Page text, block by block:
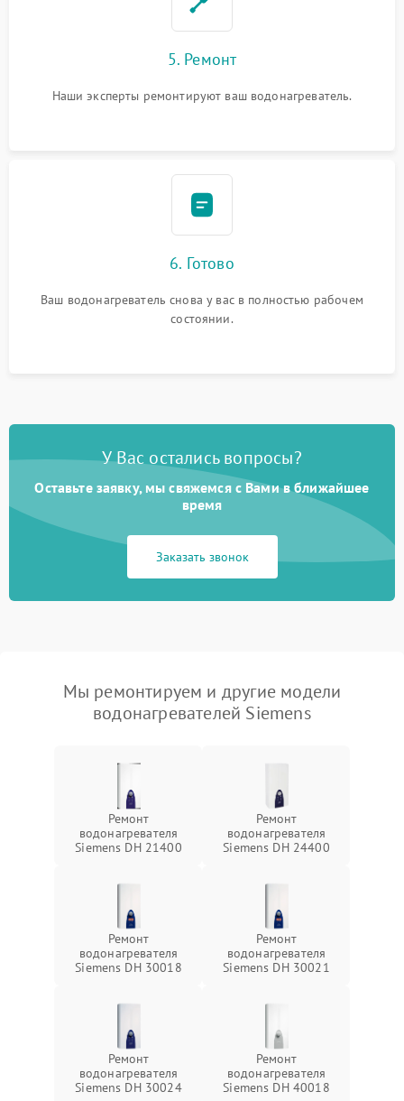
5. Ремонт
Наши эксперты ремонтируют ваш водонагреватель.
6. Готово
Ваш водонагреватель снова у вас в полностью рабочем
состоянии.
У Вас остались вопросы?
Оставьте заявку, мы свяжемся с Вами в ближайшее
время
Заказать звонок
Мы ремонтируем и другие модели
водонагревателей Siemens
Ремонт
водонагревателя
Siemens DH 21400
Ремонт
водонагревателя
Siemens DH 24400
Ремонт
водонагревателя
Siemens DH 30018
Ремонт
водонагревателя
Siemens DH 30021
Ремонт
водонагревателя
Siemens DH 30024
Ремонт
водонагревателя
Siemens DH 40018